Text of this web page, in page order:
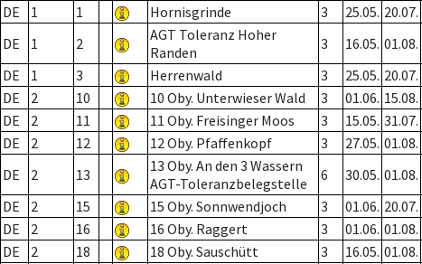
DE
1 1 Hornisgrinde 3 25.05. 20.07.
DE
1 2
AGT Toleranz Hoher
Randen
3 16.05. 01.08.
DE
1 3 Herrenwald 3 25.05. 20.07.
DE
2 10 10 Oby. Unterwieser Wald 3 01.06. 15.08.
DE
2 11 11 Oby. Freisinger Moos 3 15.05. 31.07.
DE
2 12 12 Oby. Pfaffenkopf 3 27.05. 01.08.
DE
2 13
13 Oby. An den 3 Wassern
AGT-Toleranzbelegstelle
6 30.05. 01.08.
DE
2 15 15 Oby. Sonnwendjoch 3 01.06. 20.07.
DE
2 16 16 Oby. Raggert 3 01.06. 01.08.
DE
2 18 18 Oby. Sauschütt 3 16.05. 01.08.